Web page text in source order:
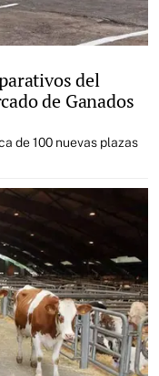
del
de Ganados
de 100 nuevas plazas